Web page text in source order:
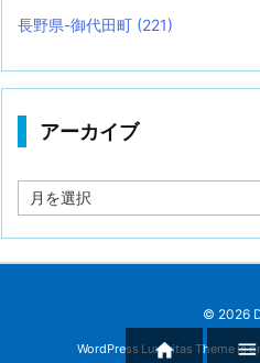
長野県-御代田町 (221)
アーカイブ
ー
© 2026
WordPress Luxeritas Theme is
 